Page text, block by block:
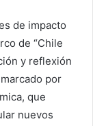
de impacto
de “Chile
y reflexión
por
que
nuevos